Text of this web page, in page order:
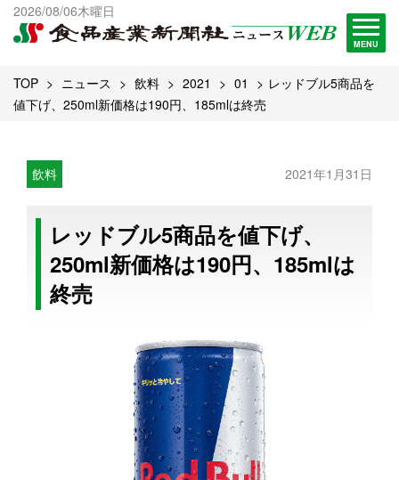
2026/08/06木曜日
MENU
出版物一覧へ
試読・購読申し込み
TOP ニュース 飲料 2021 01
レッドブル5商品を
値下げ、250ml新価格は190円、185mlは終売
飲料 2021年1月31日
レッドブル5商品を値下げ、
250ml新価格は190円、185mlは
終売